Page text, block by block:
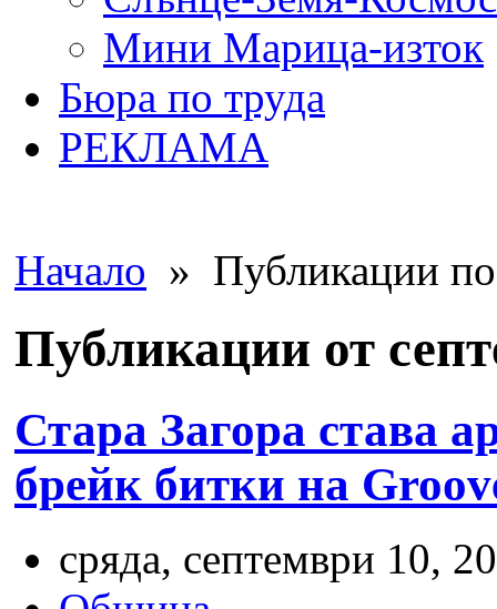
Мини Марица-изток
Бюра по труда
РЕКЛАМА
Начало » Публикации по
Публикации от
Стара Загора става
брейк битки на
сряда, септември 10,